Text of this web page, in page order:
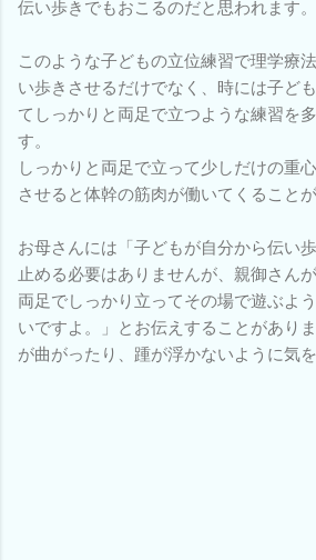
伝い歩きでもおこるのだと思われます。
このような子どもの立位練習で理学療
い歩きさせるだけでなく、時には子ど
てしっかりと両足で立つような練習を
す。
しっかりと両足で立って少しだけの重
させると体幹の筋肉が働いてくること
お母さんには「子どもが自分から伝い
止める必要はありませんが、親御さん
両足でしっかり立ってその場で遊ぶよ
いですよ。」とお伝えすることがあり
が曲がったり、踵が浮かないように気